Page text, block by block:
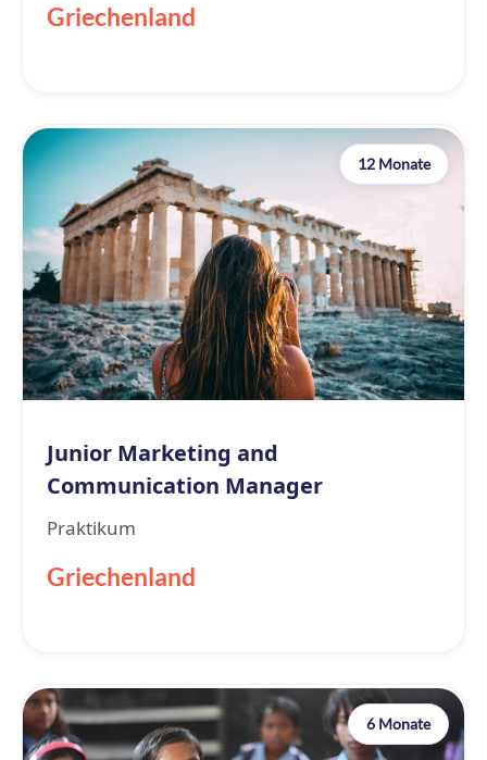
Griechenland
12 Monate
Junior Marketing and
Communication Manager
Praktikum
Griechenland
6 Monate